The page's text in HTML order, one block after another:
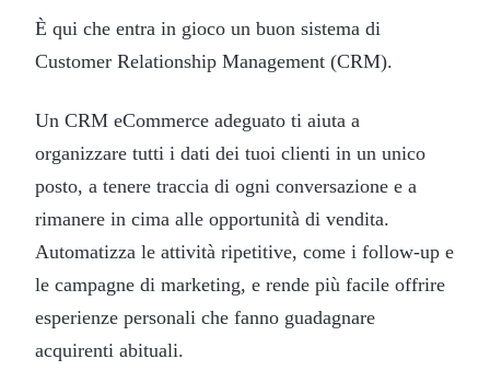
È qui che entra in gioco un buon sistema di
Customer Relationship Management (CRM).
Un CRM eCommerce adeguato ti aiuta a
organizzare tutti i dati dei tuoi clienti in un unico
posto, a tenere traccia di ogni conversazione e a
rimanere in cima alle opportunità di vendita.
Automatizza le attività ripetitive, come i follow-up e
le campagne di marketing, e rende più facile offrire
esperienze personali che fanno guadagnare
acquirenti abituali.